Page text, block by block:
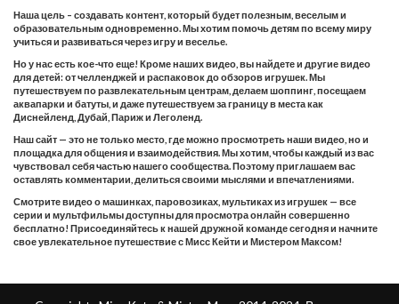
Наша цель – создавать контент, который будет полезным, веселым и
образовательным одновременно. Мы хотим помочь детям по всему миру
учиться и развиваться через игру и веселье.
Но у нас есть кое-что еще! Кроме наших видео, вы найдете и другие видео
для детей: от челленджей и распаковок до обзоров игрушек. Мы
путешествуем по развлекательным центрам, делаем шоппинг, посещаем
аквапарки и батуты, и даже путешествуем за границу в места как
Диснейленд, Дубай, Париж и Леголенд.
Наш сайт — это не только место, где можно просмотреть наши видео, но и
площадка для общения и взаимодействия. Мы хотим, чтобы каждый из вас
чувствовал себя частью нашего сообщества. Поэтому приглашаем вас
оставлять комментарии, делиться своими мыслями и впечатлениями.
Смотрите видео о машинках, паровозиках, мультиках из игрушек — все
серии и мультфильмы доступны для просмотра онлайн совершенно
бесплатно! Присоединяйтесь к нашей дружной команде сегодня и начните
свое увлекательное путешествие с Мисс Кейти и Мистером Максом!